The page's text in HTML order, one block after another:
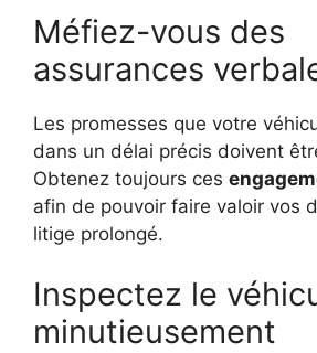
Méfiez-vous des
assurances
Les promesses que votre
dans un délai précis doivent
Obtenez toujours ces
afin de pouvoir faire valoir vos
litige prolongé.
Inspectez le
minutieusement